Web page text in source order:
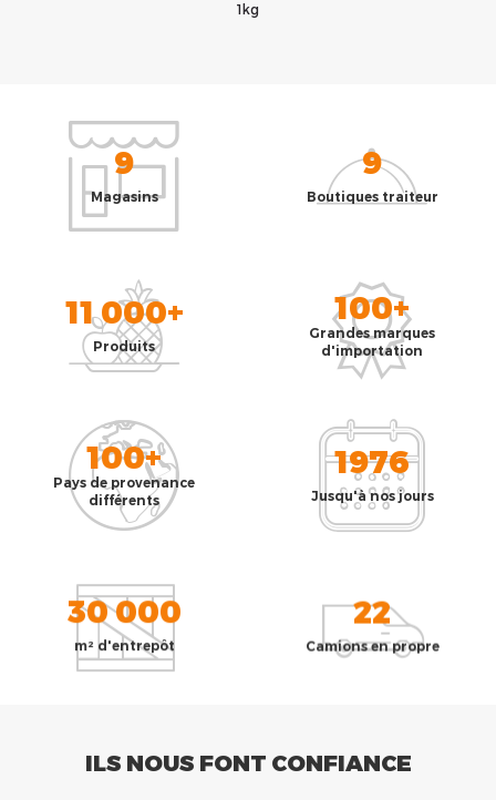
1kg
9
Magasins
9
Boutiques traiteur
11 000+
Produits
100+
Grandes marques
d'importation
100+
Pays de provenance
différents
1976
Jusqu'à nos jours
30 000
m² d'entrepôt
22
Camions en propre
ILS NOUS FONT CONFIANCE